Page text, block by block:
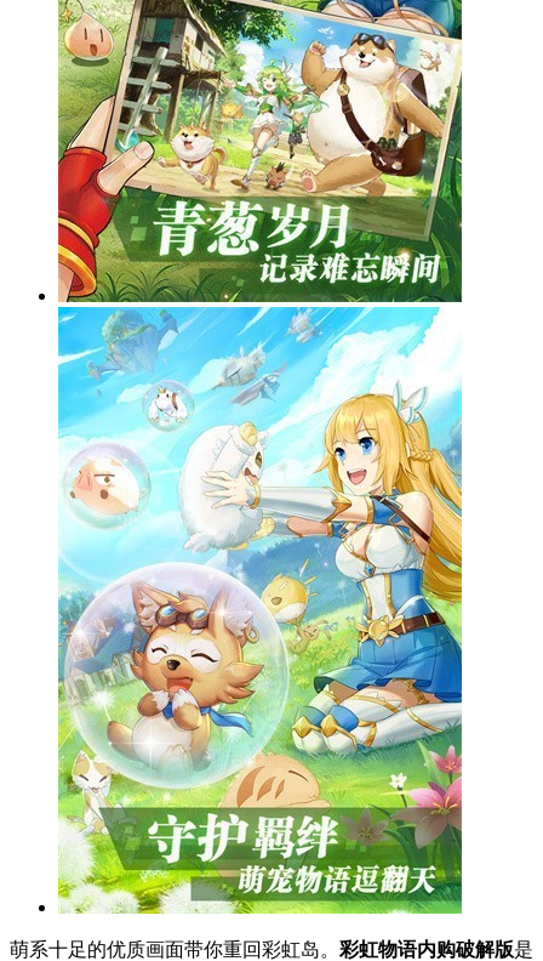
萌系十足的优质画面带你重回彩虹岛。 彩虹物语内购破解版是